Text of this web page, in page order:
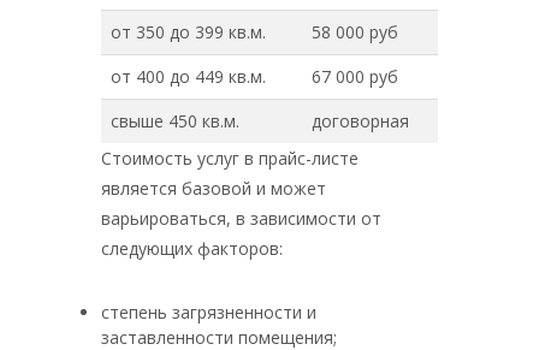
от 350 до 399 кв.м.
58 000 руб
от 400 до 449 кв.м.
67 000 руб
свыше 450 кв.м.
договорная
Стоимость услуг в прайс-листе
является базовой и может
варьироваться, в зависимости от
следующих факторов:
степень загрязненности и
заставленности помещения;